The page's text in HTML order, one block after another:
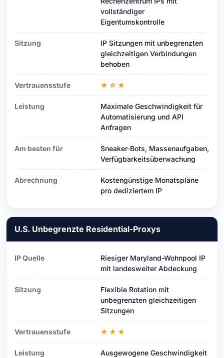
vollständiger
Eigentumskontrolle
Sitzung
IP Sitzungen mit unbegrenzten
gleichzeitigen Verbindungen
behoben
Vertrauensstufe ★☆★
Leistung
Maximale Geschwindigkeit für
Automatisierung und API
Anfragen
Am besten für
Sneaker-Bots, Massenaufgaben,
Verfügbarkeitsüberwachung
Abrechnung
Kostengünstige Monatspläne
pro dediziertem IP
U.S. Unbegrenzte Residential-Proxys
IP Quelle
Riesiger Maryland-Wohnpool IP
mit landesweiter Abdeckung
Sitzung
Flexible Rotation mit
unbegrenzten gleichzeitigen
Sitzungen
Vertrauensstufe ★★★
Leistung
Ausgewogene Geschwindigkeit